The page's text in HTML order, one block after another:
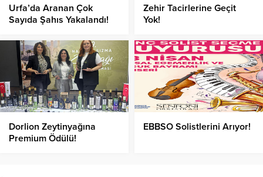
Urfa’da Aranan Çok
Sayıda Şahıs Yakalandı!
Zehir Tacirlerine Geçit
Yok!
Dorlion Zeytinyağına
Premium Ödülü!
EBBSO Solistlerini Arıyor!